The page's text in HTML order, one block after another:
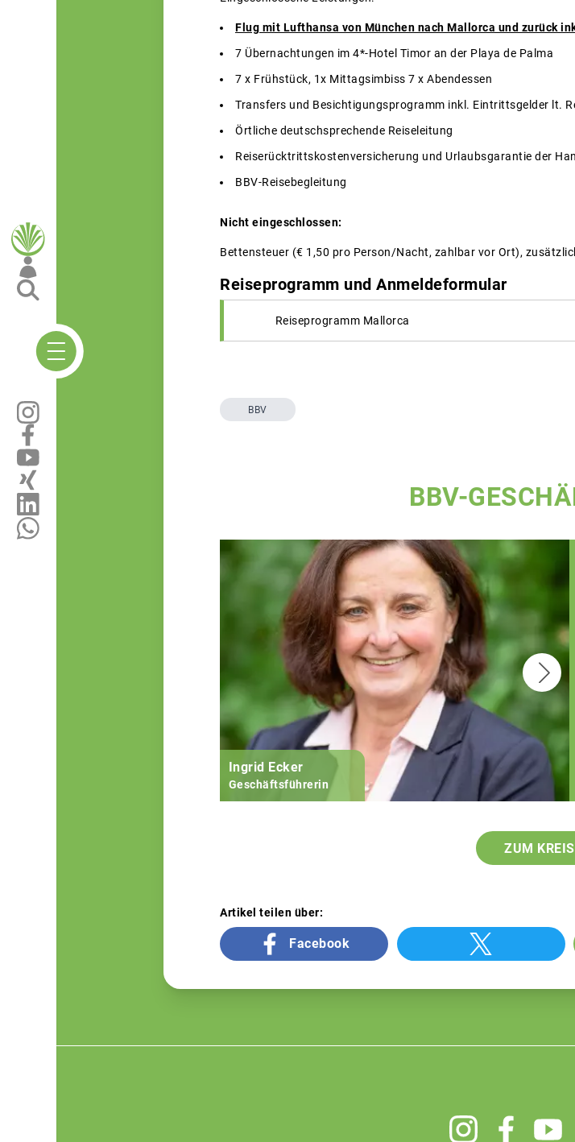
Flug mit Lufthansa von München nach Mallorca und zurück
7 Übernachtungen im 4*-Hotel Timor an der Playa de Palma
7 x Frühstück, 1x Mittagsimbiss 7 x Abendessen
Transfers und Besichtigungsprogramm inkl. Eintrittsgelder lt.
Örtliche deutschsprechende Reiseleitung
Reiserücktrittskostenversicherung und Urlaubsgarantie der
BBV-Reisebegleitung
Nicht eingeschlossen:
Bettensteuer (€ 1,50 pro Person/Nacht, zahlbar vor Ort),
Reiseprogramm und Anmeldeformular
Reiseprogramm Mallorca
BBV
BBV-
Ingrid Ecker
Geschäftsführerin
ZUM
Artikel teilen über:
Facebook